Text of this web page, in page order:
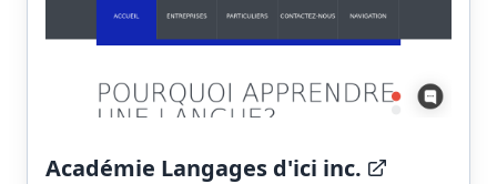
Académie Langages d'ici inc.